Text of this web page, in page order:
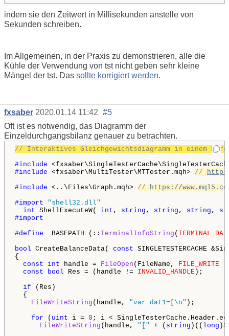
indem sie den Zeitwert in Millisekunden anstelle von
Sekunden schreiben.
Im Allgemeinen, in der Praxis zu demonstrieren, alle die
Kühle der Verwendung von tst nicht geben sehr kleine
Mängel der tst. Das sollte korrigiert werden.
fxsaber 2020.01.14 11:42 #5
Oft ist es notwendig, das Diagramm der
Einzeldurchgangsbilanz genauer zu betrachten.
// Interaktives Gleichgewichtsdiagramm in einem
#include
#include <fxsaber\MultiTester\MTTester.mqh> //
#include <..\Files\Graph.mqh> //
https://
#import "shell32.dll"
int ShellExecuteW( int , string , string , string ,
#import
#define
BASEPATH (:: TerminalInfoString (
bool CreateBalanceData( const SINGLETESTERCACHE
{
const
int handle = FileOpen (FileName, FILE_WRITE
const
bool Res = (handle != INVALID_HANDLE );
if (Res)
{
FileWriteString (handle, "var dat1=[\n" );
for ( uint i = 0 ; i <
FileWriteString (handle, "[" + ( string )(( long